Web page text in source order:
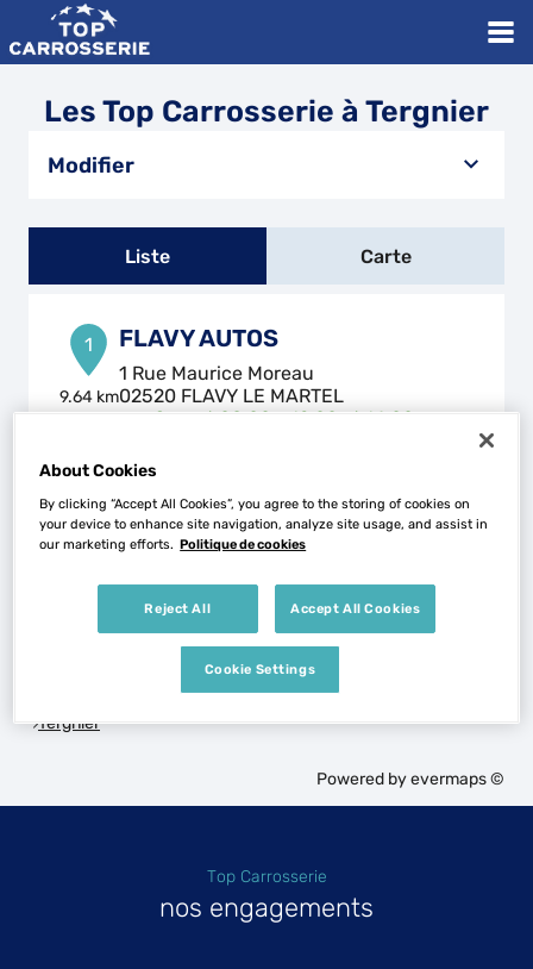
Les Top Carrosserie à Tergnier
Modifier
Liste Carte
1
9.64 km
FLAVY AUTOS
1 Rue Maurice Moreau
02520 FLAVY LE MARTEL
Ouvert 08:00 - 12:00 et 14:00 -
Voir plus
Les Top Carrosserie dans les villes à proximité
Trouver un Top Carrosserie
Tergnier
Powered byevermaps ©
Top Carrosserie
nos engagements
About Cookies
By clicking “Accept All Cookies”, you agree to the storing of cookies on
your device to enhance site navigation, analyze site usage, and assist in
our marketing efforts. Politique de cookies
Reject All Accept All Cookies
Cookie Settings